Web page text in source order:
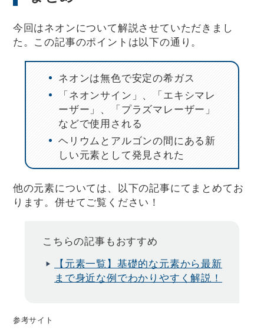
今回はネオンについて解説させていただきまし
た。この記事のポイントは以下の通り。
ネオンは無色で安定の希ガス
「ネオンサイン」、「エキシマレ
ーザー」、「プラズマレーザー」
などで使用される
ヘリウムとアルゴンの間にある新
しい元素として発見された
他の元素については、以下の記事にてまとめてお
ります。併せてご覧ください！
こちらの記事もおすすめ
【元素一覧】基礎的な元素から最新
まで身近な例でわかりやすく解説！
参考サイト